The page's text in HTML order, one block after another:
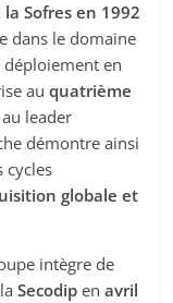
Sofres en 1992
dans le domaine
déploiement en
au quatrième
leader
démontre ainsi
cycles
globale et
intègre de
laSecodip enavril